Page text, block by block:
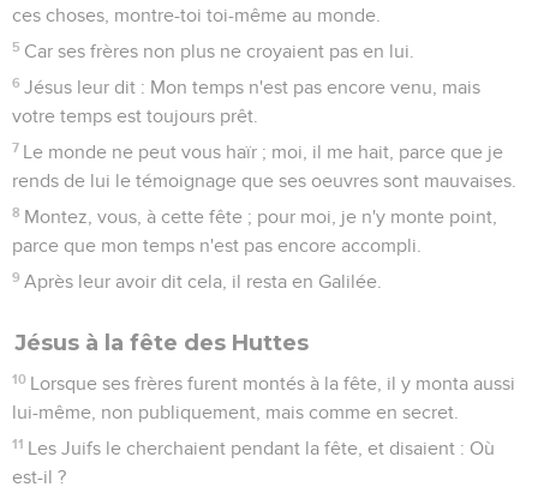
ces choses, montre-toi toi-même au monde.
5 Car ses frères non plus ne croyaient pas en lui.
6 Jésus leur dit : Mon temps n'est pas encore venu, mais
votre temps est toujours prêt.
7 Le monde ne peut vous haïr ; moi, il me hait, parce que je
rends de lui le témoignage que ses oeuvres sont mauvaises.
8 Montez, vous, à cette fête ; pour moi, je n'y monte point,
parce que mon temps n'est pas encore accompli.
9 Après leur avoir dit cela, il resta en Galilée.
Jésus à la fête des Huttes
10 Lorsque ses frères furent montés à la fête, il y monta aussi
lui-même, non publiquement, mais comme en secret.
11 Les Juifs le cherchaient pendant la fête, et disaient : Où
est-il ?